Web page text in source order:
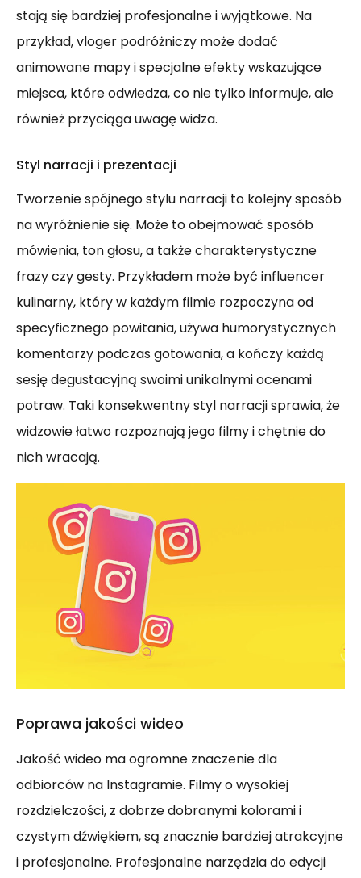
stają się bardziej profesjonalne i wyjątkowe. Na
przykład, vloger podróżniczy może dodać
animowane mapy i specjalne efekty wskazujące
miejsca, które odwiedza, co nie tylko informuje, ale
również przyciąga uwagę widza.
Styl narracji i prezentacji
Tworzenie spójnego stylu narracji to kolejny sposób
na wyróżnienie się. Może to obejmować sposób
mówienia, ton głosu, a także charakterystyczne
frazy czy gesty. Przykładem może być influencer
kulinarny, który w każdym filmie rozpoczyna od
specyficznego powitania, używa humorystycznych
komentarzy podczas gotowania, a kończy każdą
sesję degustacyjną swoimi unikalnymi ocenami
potraw. Taki konsekwentny styl narracji sprawia, że
widzowie łatwo rozpoznają jego filmy i chętnie do
nich wracają.
Poprawa jakości wideo
Jakość wideo ma ogromne znaczenie dla
odbiorców na Instagramie. Filmy o wysokiej
rozdzielczości, z dobrze dobranymi kolorami i
czystym dźwiękiem, są znacznie bardziej atrakcyjne
i profesjonalne. Profesjonalne narzędzia do edycji